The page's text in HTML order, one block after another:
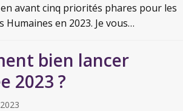
avant cinq priorités phares pour les
Humaines en 2023. Je vous…
bien lancer
2023 ?